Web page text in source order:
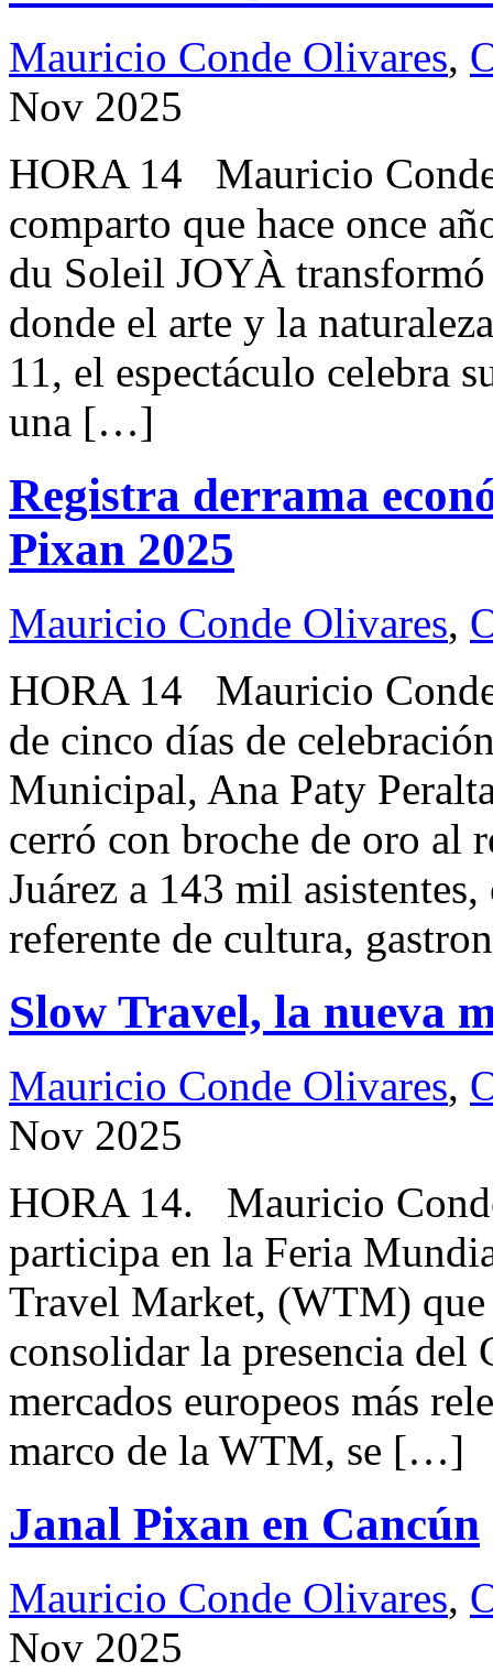
Mauricio Conde Olivares,
Nov 2025
HORA 14 Mauricio
comparto que hace once
du Soleil JOYÀ
donde el arte y la
11, el espectáculo celebra
una […]
Registra derrama
Pixan 2025
Mauricio Conde Olivares,
HORA 14 Mauricio
de cinco días de
Municipal, Ana Paty
cerró con broche de oro al
Juárez a 143 mil
referente de cultura,
Slow Travel, la nueva
Mauricio Conde Olivares,
Nov 2025
HORA 14. Mauricio
participa en la Feria
Travel Market, (WTM) que
consolidar la presencia del
mercados europeos más
marco de la WTM, se […]
Janal Pixan en Cancún
Mauricio Conde Olivares,
Nov 2025